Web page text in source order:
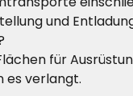
und
für
es verlangt.